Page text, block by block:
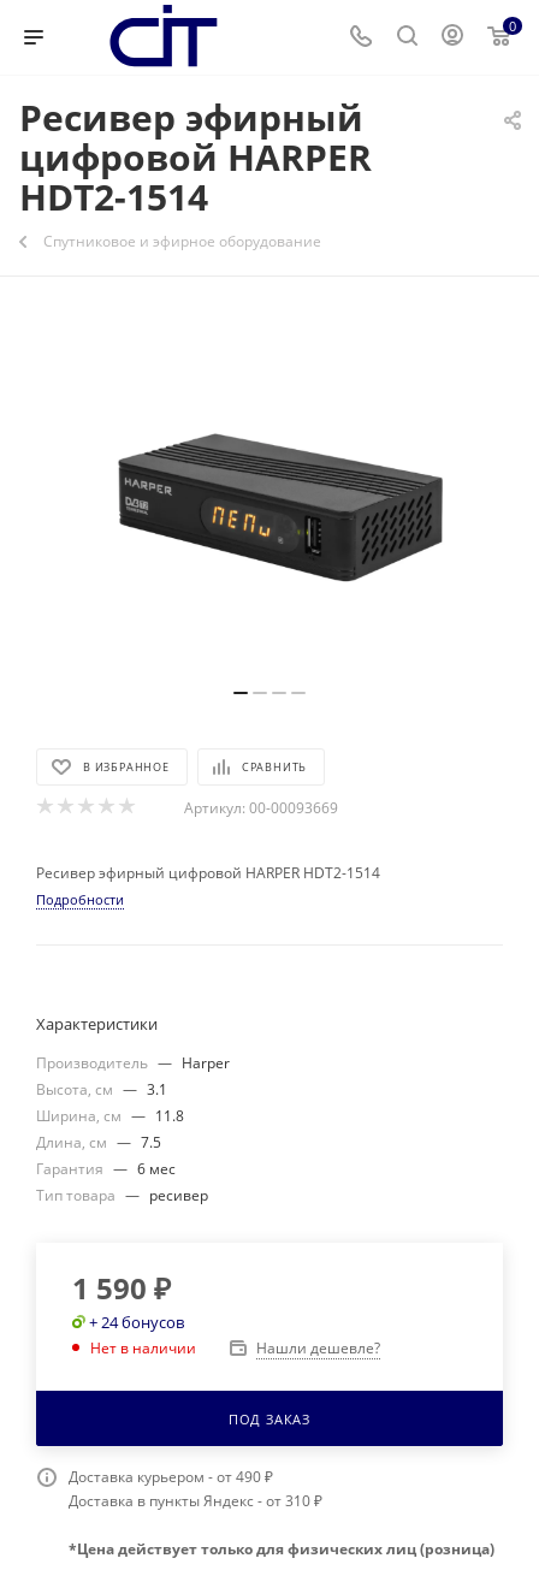
0
Ресивер эфирный
цифровой HARPER
НDT2-1514
Спутниковое и эфирное оборудование
В ИЗБРАННОЕ СРАВНИТЬ
Артикул: 00-00093669
Ресивер эфирный цифровой HARPER НDT2-1514
Подробности
Характеристики
Производитель — Harper
Высота, см — 3.1
Ширина, см — 11.8
Длина, см — 7.5
Гарантия — 6 мес
Тип товара — ресивер
1 590 ₽
+ 24 бонусов
Нет в наличии Нашли дешевле?
ПОД ЗАКАЗ
Доставка курьером - от 490 ₽
Доставка в пункты Яндекс - от 310 ₽
*Цена действует только для физических лиц (розница)